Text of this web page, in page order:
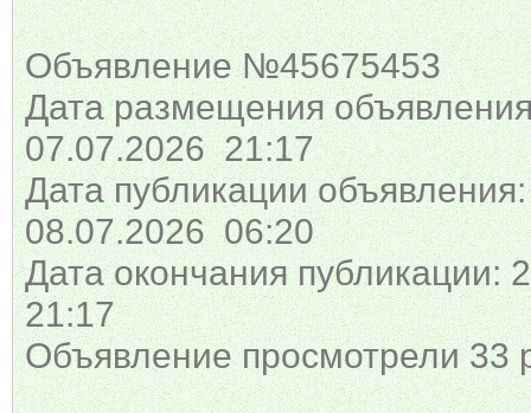
Объявление №45675453
Дата размещения
07.07.2026 21:17
Дата публикации объявления:
08.07.2026 06:20
Дата окончания публикации:
21:17
Объявление просмотрели 33